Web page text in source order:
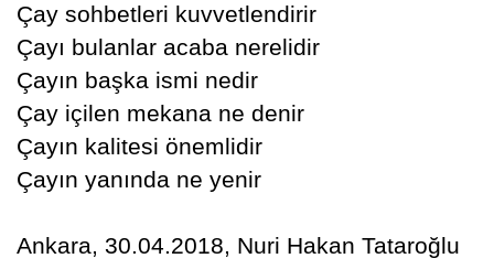
Çay sohbetleri kuvvetlendirir
Çayı bulanlar acaba nerelidir
Çayın başka ismi nedir
Çay içilen mekana ne denir
Çayın kalitesi önemlidir
Çayın yanında ne yenir
Ankara, 30.04.2018, Nuri Hakan Tataroğlu